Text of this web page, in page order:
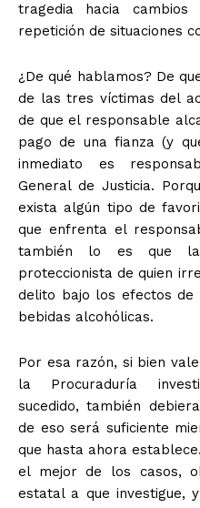
tragedia hacia
repetición de situaciones
¿De qué hablamos? De
de las tres víctimas del
de que el responsable
pago de una fianza (y
inmediato es
General de Justicia.
exista algún tipo de
que enfrenta el
también lo es que
proteccionista de quien
delito bajo los efectos de
bebidas alcohólicas.
Por esa razón, si bien
la Procuraduría
sucedido, también
de eso será suficiente
que hasta ahora
el mejor de los casos,
estatal a que investigue,